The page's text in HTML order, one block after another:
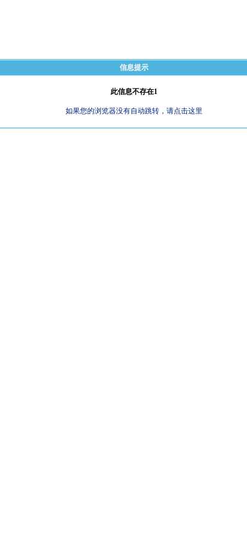
信息提示
此信息不存在1
如果您的浏览器没有自动跳转，请点击这里